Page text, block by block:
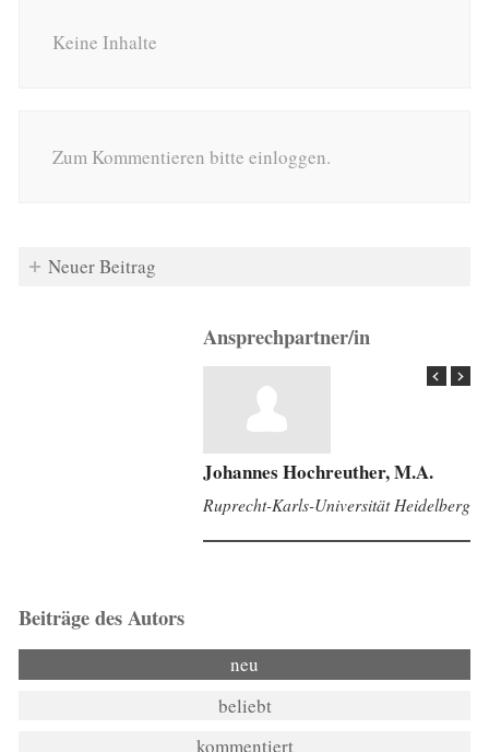
Keine Inhalte
Zum Kommentieren bitte einloggen.
Neuer Beitrag
Ansprechpartner/in
Johannes Hochreuther, M.A.
Ruprecht-Karls-Universität Heidelberg
Beiträge des Autors
neu
beliebt
kommentiert